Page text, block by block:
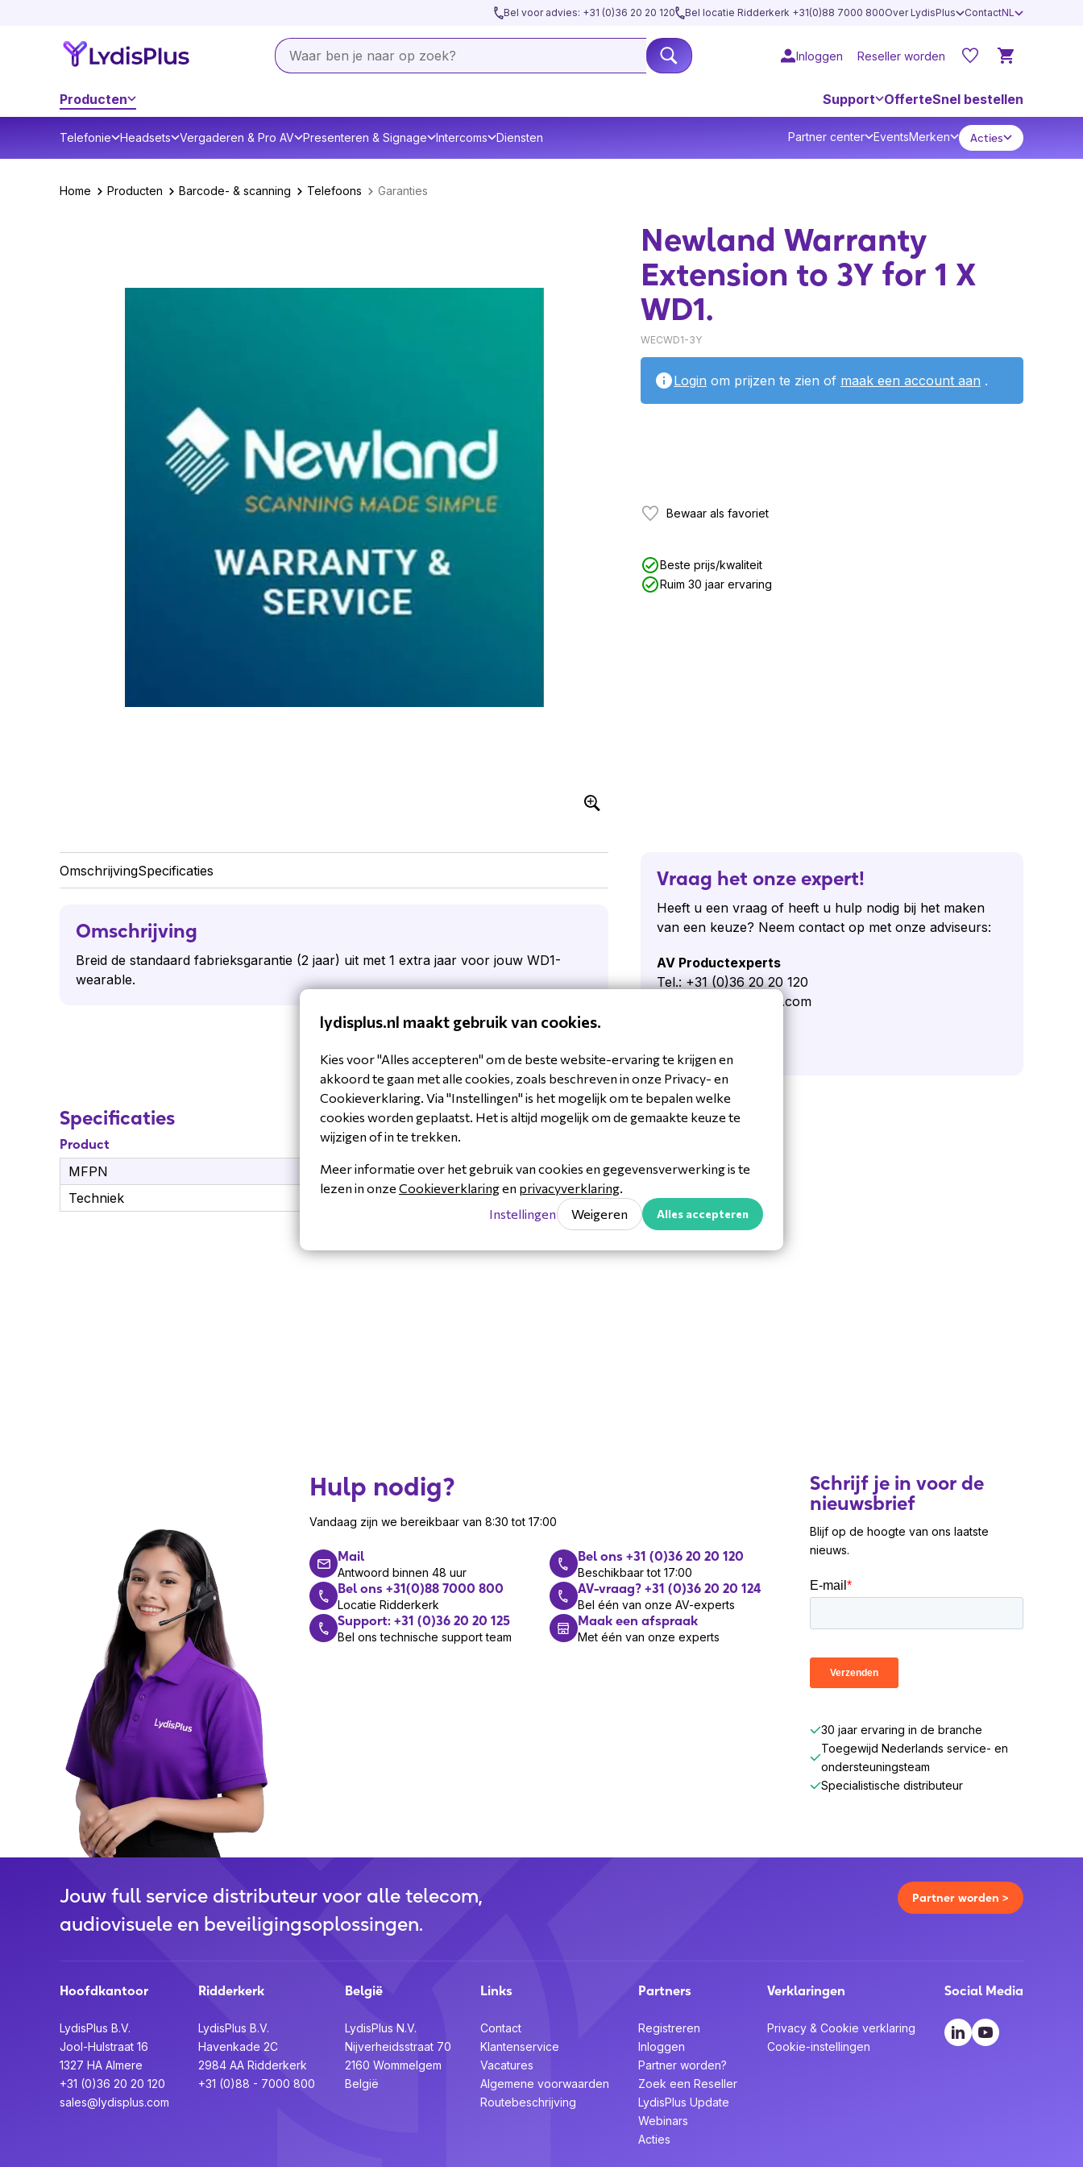
Bel voor advies: +31 (0)36 20 20 120 Bel locatie Ridderkerk +31(0)88 7000 800Over LydisPlus ContactNL
Inloggen Reseller worden
Producten Support OfferteSnel bestellen
Telefonie Headsets Vergaderen & Pro AV Presenteren & Signage Intercoms Diensten Partner center EventsMerken Acties
Home Producten Barcode- & scanning Telefoons Garanties
Newland Warranty
Extension to 3Y for 1 X
WD1.
WECWD1-3Y
Login om prijzen te zien of maak een account aan .
Bewaar als favoriet
Beste prijs/kwaliteit
Ruim 30 jaar ervaring
OmschrijvingSpecificaties
Omschrijving
Breid de standaard fabrieksgarantie (2 jaar) uit met 1 extra jaar voor jouw WD1-
wearable.
Vraag het onze expert!
Heeft u een vraag of heeft u hulp nodig bij het maken
van een keuze? Neem contact op met onze adviseurs:
AV Productexperts
Tel.: +31 (0)36 20 20 120
avexperts@lydisplus.com
Specificaties
Product
MFPN
WECWD1-3Y
Techniek
Barcode- & scanning
Hulp nodig?
Vandaag zijn we bereikbaar van 8:30 tot 17:00
Mail
Antwoord binnen 48 uur
Bel ons +31 (0)36 20 20 120
Beschikbaar tot 17:00
Bel ons +31(0)88 7000 800
Locatie Ridderkerk
AV-vraag? +31 (0)36 20 20 124
Bel één van onze AV-experts
Support: +31 (0)36 20 20 125
Bel ons technische support team
Maak een afspraak
Met één van onze experts
Schrijf je in voor de
nieuwsbrief
Blijf op de hoogte van ons laatste
nieuws.
30 jaar ervaring in de branche
Toegewijd Nederlands service- en
ondersteuningsteam
Specialistische distributeur
Jouw full service distributeur voor alle telecom,
audiovisuele en beveiligingsoplossingen.
Partner worden >
Hoofdkantoor
LydisPlus B.V.
Jool-Hulstraat 16
1327 HA Almere
+31 (0)36 20 20 120
sales@lydisplus.com
Ridderkerk
LydisPlus B.V.
Havenkade 2C
2984 AA Ridderkerk
+31 (0)88 - 7000 800
België
LydisPlus N.V.
Nijverheidsstraat 70
2160 Wommelgem
België
Links
Contact
Klantenservice
Vacatures
Algemene voorwaarden
Routebeschrijving
Partners
Registreren
Inloggen
Partner worden?
Zoek een Reseller
LydisPlus Update
Webinars
Acties
Verklaringen
Privacy & Cookie verklaring
Cookie-instellingen
Social Media
lydisplus.nl maakt gebruik van cookies.
Kies voor "Alles accepteren" om de beste website-ervaring te krijgen en
akkoord te gaan met alle cookies, zoals beschreven in onze Privacy- en
Cookieverklaring. Via "Instellingen" is het mogelijk om te bepalen welke
cookies worden geplaatst. Het is altijd mogelijk om de gemaakte keuze te
wijzigen of in te trekken.
Meer informatie over het gebruik van cookies en gegevensverwerking is te
lezen in onze Cookieverklaringen privacyverklaring
Instellingen
Weigeren Alles accepteren